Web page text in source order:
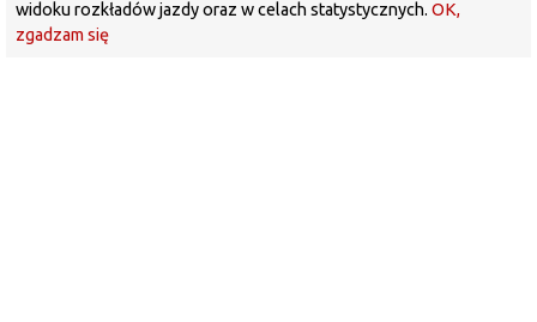
widoku rozkładów jazdy oraz w celach statystycznych. OK,
zgadzam się